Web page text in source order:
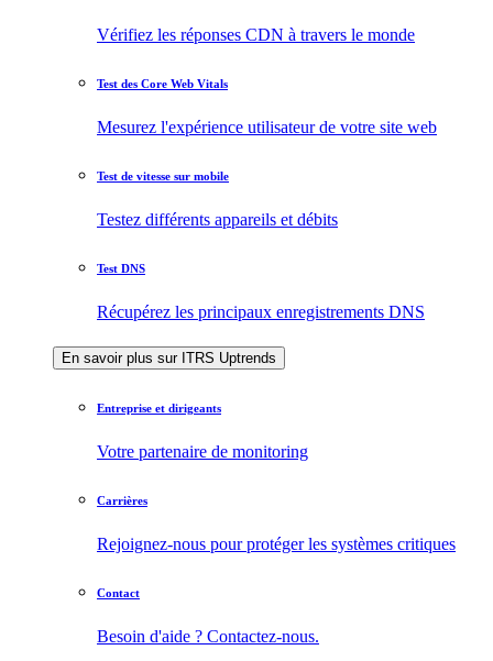
Vérifiez les réponses CDN à travers le monde
Test des Core Web Vitals
Mesurez l'expérience utilisateur de votre site web
Test de vitesse sur mobile
Testez différents appareils et débits
Test DNS
Récupérez les principaux enregistrements DNS
En savoir plus sur ITRS Uptrends
Entreprise et dirigeants
Votre partenaire de monitoring
Carrières
Rejoignez-nous pour protéger les systèmes critiques
Contact
Besoin d'aide ? Contactez-nous.